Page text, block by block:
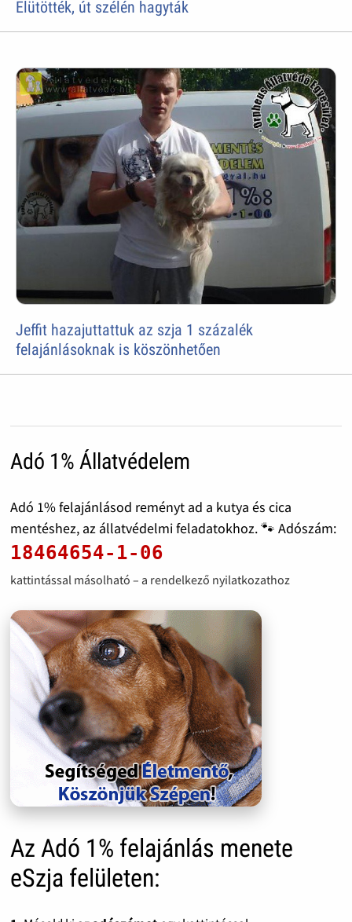
Elütötték, út szélén hagyták
Jeffit hazajuttattuk az szja 1 százalék
felajánlásoknak is köszönhetően
Adó 1% Állatvédelem
Adó 1% felajánlásod reményt ad a kutya és cica
mentéshez, az állatvédelmi feladatokhoz. 🐾 Adószám:
18464654-1-06
kattintással másolható – a rendelkező nyilatkozathoz
Az Adó 1% felajánlás menete
eSzja felületen: